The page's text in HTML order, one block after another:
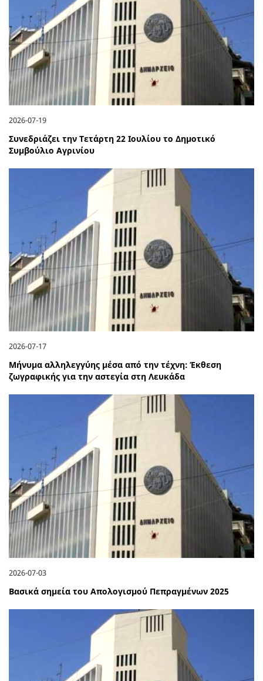
2026-07-19
Συνεδριάζει την Τετάρτη 22 Ιουλίου το Δημοτικό
Συμβούλιο Αγρινίου
2026-07-17
Μήνυμα αλληλεγγύης μέσα από την τέχνη: Έκθεση
ζωγραφικής για την αστεγία στη Λευκάδα
2026-07-03
Βασικά σημεία του Απολογισμού Πεπραγμένων 2025